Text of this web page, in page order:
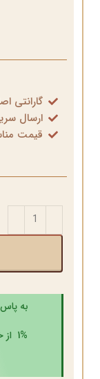
گارانتی
ارسال
قیمت
به
1% از خرید شما صرف امور خیر می شود !